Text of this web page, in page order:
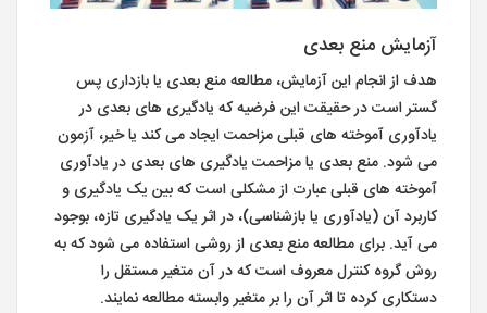
آزمایش منع بعدی
هدف از انجام این آزمایش، مطالعه منع بعدی یا بازداری پس
گستر است در حقیقت این فرضیه که یادگیری های بعدی در
یادآوری آموخته های قبلی مزاحمت ایجاد می کند یا خیر، آزمون
می شود. منع بعدی یا مزاحمت یادگیری های بعدی در یادآوری
آموخته های قبلی عبارت از مشکلی است که بین یک یادگیری و
کاربرد آن (یادآوری یا بازشناسی)، در اثر یک یادگیری تازه، بوجود
می آید. برای مطالعه منع بعدی از روشی استفاده می شود که به
روش گروه کنترل معروف است که در آن متغیر مستقل را
دستکاری کرده تا اثر آن را بر متغیر وابسته مطالعه نمایند.